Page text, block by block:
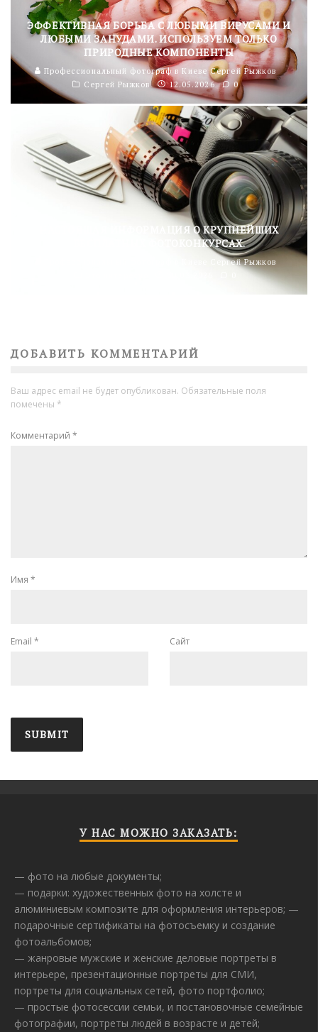
ЭФФЕКТИВНАЯ БОРЬБА С ЛЮБЫМИ ВИРУСАМИ И
ЛЮБЫМИ ЗАНУДАМИ. ИСПОЛЬЗУЕМ ТОЛЬКО
ПРИРОДНЫЕ КОМПОНЕНТЫ
Профессиональный фотограф в Киеве Сергей Рыжков
Сергей Рыжков
12.05.2026 0
НАСТОЯЩАЯ ИНФОРМАЦИЯ О КРУПНЕЙШИХ
БЕСПЛАТНЫХ ФОТОКОНКУРСАХ.
Профессиональный фотограф в Киеве Сергей Рыжков
ДОБАВИТЬ КОММЕНТАРИЙ
Ваш адрес email не будет опубликован. Обязательные поля
помечены *
Комментарий *
Имя *
Email * Сайт
У НАС МОЖНО ЗАКАЗАТЬ:
— фото на любые документы;
— подарки: художественных фото на холсте и
алюминиевым композите для оформления интерьеров; —
подарочные сертификаты на фотосъемку и создание
фотоальбомов;
— жанровые мужские и женские деловые портреты в
интерьере, презентационные портреты для СМИ,
портреты для социальных сетей, фото портфолио;
— простые фотосессии семьи, и постановочные семейные
фотографии, портреты людей в возрасте и детей;